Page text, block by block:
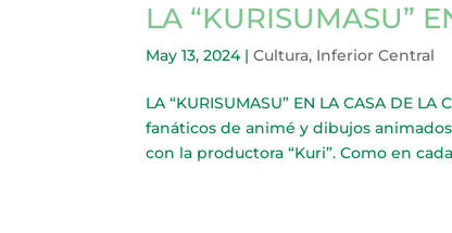
LA “KURISUMASU”
May 13, 2024|Cultura, Inferior Central
LA “KURISUMASU” EN LA CASA DE
fanáticos de animé y dibujos
con la productora “Kuri”. Como en